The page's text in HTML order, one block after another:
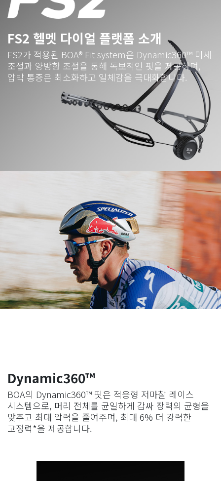
FS2 헬멧 다이얼 플랫폼 소개
FS2가 적용된 BOA® Fit system은 Dynamic360™ 미세
조절과 양방향 조절을 통해 독보적인 핏을 제공하며,
압박 통증은 최소화하고 일체감을 극대화합니다.
Dynamic360™
BOA의 Dynamic360™ 핏은 적응형 저마찰 레이스
시스템으로, 머리 전체를 균일하게 감싸 장력의 균형을
맞추고 최대 압력을 줄여주며, 최대 6% 더 강력한
고정력*을 제공합니다.